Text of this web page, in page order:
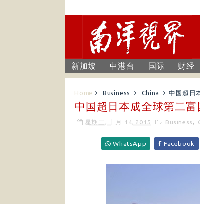
新加坡 中港台 国际 财经
Home Business China 中国超日
中国超日本成全球第二富
星期三, 十月 14, 2015 Business ,
WhatsApp Facebook